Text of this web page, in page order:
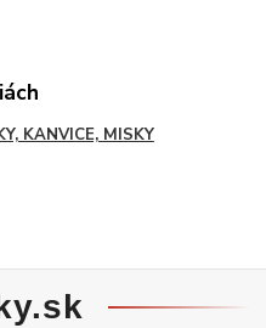
KANVICE, MISKY